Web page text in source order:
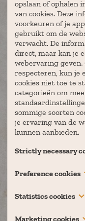
Plaats
Aantal deelnemers
Gewenste locatie
opslaan of ophalen
van cookies. Deze
voorkeuren of je
gebruikt om de
verwacht. De
direct, maar kan je
webervaring
respecteren, kun je
cookies niet toe te
categorieën om
sommige soorten
je ervaring van de
kunnen aanbieden.
Strictly necessary
These cookies are
and cannot be
usually only set in
which amount to a
You can set your
Preference cookies
Also known as
allow a website to
the past, like what
Statistics cookies
Also known as
Marketing cookies